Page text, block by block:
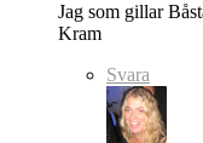
Jag som gillar
Kram
Svara